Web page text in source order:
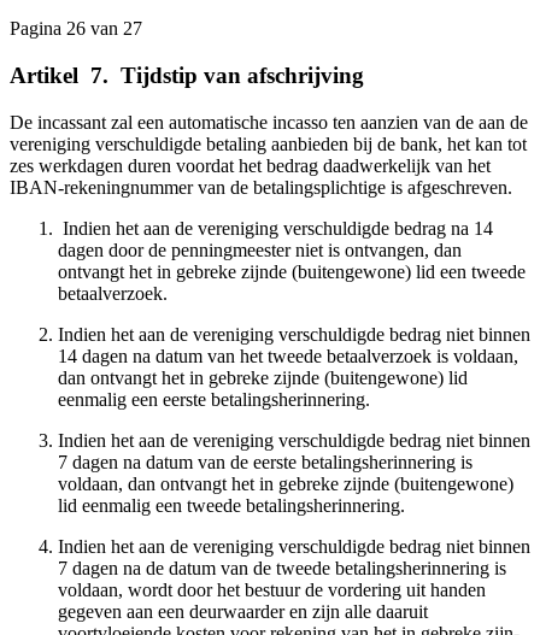
Pagina 26 van 27
Artikel 7. Tijdstip van afschrijving
De incassant zal een automatische incasso ten aanzien van de aan de
vereniging verschuldigde betaling aanbieden bij de bank, het kan tot
zes werkdagen duren voordat het bedrag daadwerkelijk van het
IBAN-rekeningnummer van de betalingsplichtige is afgeschreven.
Indien het aan de vereniging verschuldigde bedrag na 14
dagen door de penningmeester niet is ontvangen, dan
ontvangt het in gebreke zijnde (buitengewone) lid een tweede
betaalverzoek.
Indien het aan de vereniging verschuldigde bedrag niet binnen
14 dagen na datum van het tweede betaalverzoek is voldaan,
dan ontvangt het in gebreke zijnde (buitengewone) lid
eenmalig een eerste betalingsherinnering.
Indien het aan de vereniging verschuldigde bedrag niet binnen
7 dagen na datum van de eerste betalingsherinnering is
voldaan, dan ontvangt het in gebreke zijnde (buitengewone)
lid eenmalig een tweede betalingsherinnering.
Indien het aan de vereniging verschuldigde bedrag niet binnen
7 dagen na de datum van de tweede betalingsherinnering is
voldaan, wordt door het bestuur de vordering uit handen
gegeven aan een deurwaarder en zijn alle daaruit